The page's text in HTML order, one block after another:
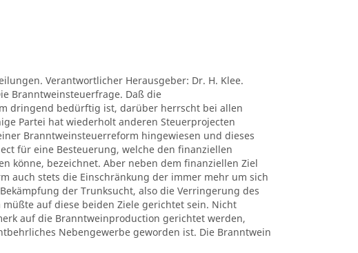
Verantwortlicher Herausgeber: Dr. H. Klee.
Branntweinsteuerfrage. Daß die
dringend bedürftig ist, darüber herrscht bei allen
Partei hat wiederholt anderen Steuerprojecten
Branntweinsteuerreform hingewiesen und dieses
für eine Besteuerung, welche den finanziellen
könne, bezeichnet. Aber neben dem finanziellen Ziel
auch stets die Einschränkung der immer mehr um sich
der Trunksucht, also die Verringerung des
müßte auf diese beiden Ziele gerichtet sein. Nicht
auf die Branntweinproduction gerichtet werden,
Nebengewerbe geworden ist. Die Branntwein